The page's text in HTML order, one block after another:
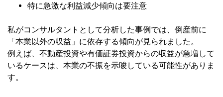
特に急激な利益減少傾向は要注意
私がコンサルタントとして分析した事例では、倒産前に
「本業以外の収益」に依存する傾向が見られました。
例えば、不動産投資や有価証券投資からの収益が急増して
いるケースは、本業の不振を示唆している可能性がありま
す。